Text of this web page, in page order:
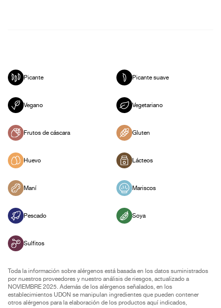
Picante Picante suave
Vegano Vegetariano
Frutos de cáscara Gluten
Huevo Lácteos
Maní Mariscos
Pescado Soya
Sulfitos
Toda la información sobre alérgenos está basada en los datos suministrados
por nuestros proveedores y nuestro análisis de riesgos, actualizado a
NOVIEMBRE 2025. Además de los alérgenos señalados, en los
establecimientos UDON se manipulan ingredientes que pueden contener
otros alérgenos para la elaboración de los productos aquí indicados,